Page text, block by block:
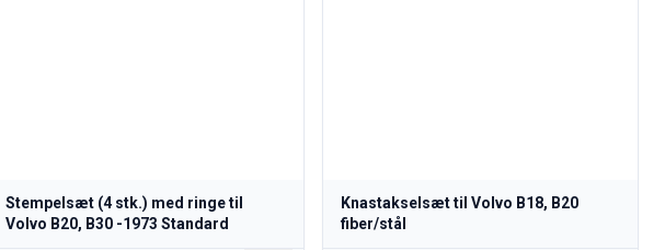
Stempelsæt (4 stk.) med ringe til
Volvo B20, B30 -1973 Standard
Knastakselsæt til Volvo B18, B20
fiber/stål